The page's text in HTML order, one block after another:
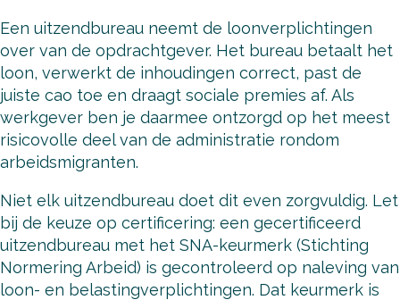
Een uitzendbureau neemt de loonverplichtingen
over van de opdrachtgever. Het bureau betaalt het
loon, verwerkt de inhoudingen correct, past de
juiste cao toe en draagt sociale premies af. Als
werkgever ben je daarmee ontzorgd op het meest
risicovolle deel van de administratie rondom
arbeidsmigranten.
Niet elk uitzendbureau doet dit even zorgvuldig. Let
bij de keuze op certificering: een gecertificeerd
uitzendbureau met het SNA-keurmerk (Stichting
Normering Arbeid) is gecontroleerd op naleving van
loon- en belastingverplichtingen. Dat keurmerk is